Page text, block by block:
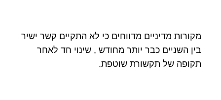
מקורות מדיניים מדווחים כי לא התקיים קשר ישיר
בין השניים כבר יותר מחודש , שינוי חד לאחר
תקופה של תקשורת שוטפת.